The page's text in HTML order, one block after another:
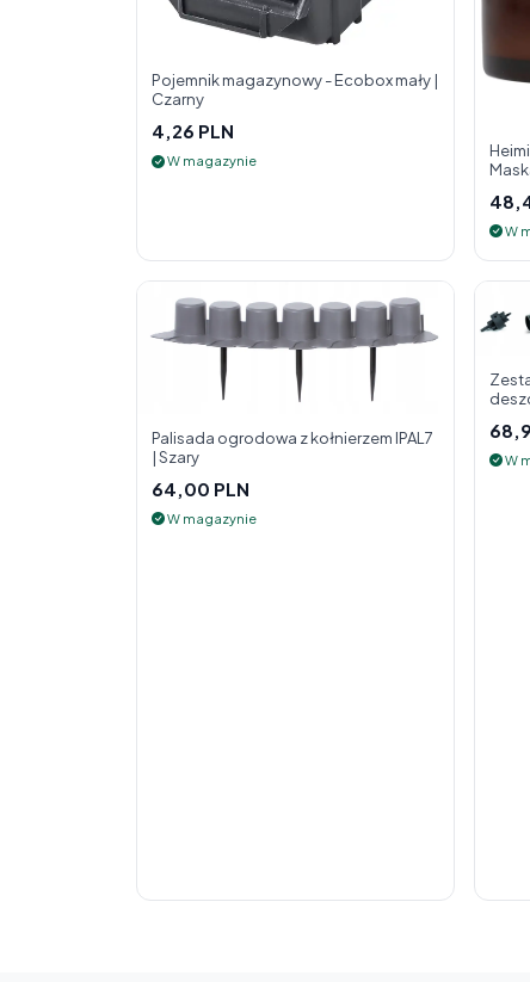
Pojemnik magazynowy - Ecobox mały |
Czarny
4,26 PLN
W magazynie
W
Palisada ogrodowa z kołnierzem IPAL7
| Szary
64,00 PLN
W magazynie
W